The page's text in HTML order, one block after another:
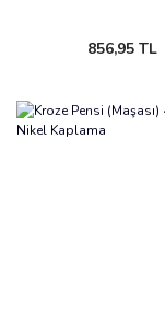
856,95 TL